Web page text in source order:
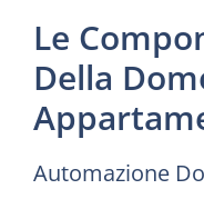
Le
Della
Automazione